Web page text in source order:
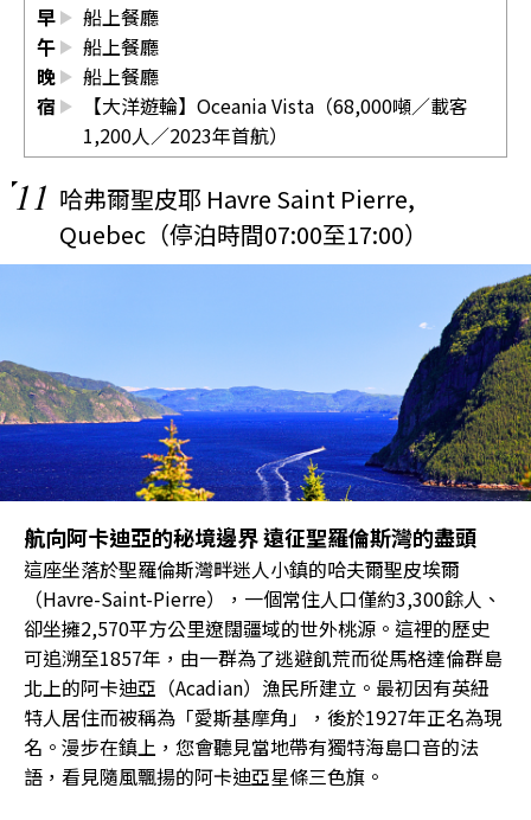
早
船上餐廳
午
船上餐廳
晚
船上餐廳
宿
【大洋遊輪】Oceania Vista（68,000噸／載客
1,200人／2023年首航）
11 哈弗爾聖皮耶 Havre Saint Pierre,
Quebec（停泊時間07:00至17:00）
航向阿卡迪亞的秘境邊界 遠征聖羅倫斯灣的盡頭
這座坐落於聖羅倫斯灣畔迷人小鎮的哈夫爾聖皮埃爾
（Havre-Saint-Pierre），一個常住人口僅約3,300餘人、
卻坐擁2,570平方公里遼闊疆域的世外桃源。這裡的歷史
可追溯至1857年，由一群為了逃避飢荒而從馬格達倫群島
北上的阿卡迪亞（Acadian）漁民所建立。最初因有英紐
特人居住而被稱為「愛斯基摩角」，後於1927年正名為現
名。漫步在鎮上，您會聽見當地帶有獨特海島口音的法
語，看見隨風飄揚的阿卡迪亞星條三色旗。